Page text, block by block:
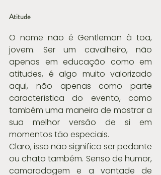
Atitude
O nome não é Gentleman à toa,
jovem. Ser um cavalheiro, não
apenas em educação como em
atitudes, é algo muito valorizado
aqui, não apenas como parte
característica do evento, como
também uma maneira de mostrar a
sua melhor versão de si em
momentos tão especiais.
Claro, isso não significa ser pedante
ou chato também. Senso de humor,
camaradagem e a vontade de